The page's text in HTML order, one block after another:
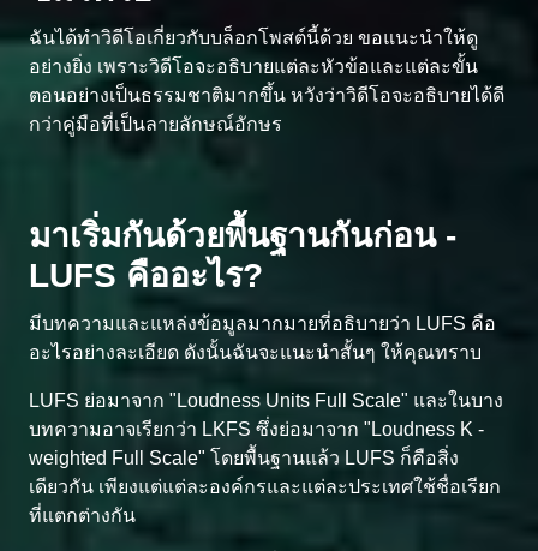
ฉันได้ทำวิดีโอเกี่ยวกับบล็อกโพสต์นี้ด้วย ขอแนะนำให้ดู
อย่างยิ่ง เพราะวิดีโอจะอธิบายแต่ละหัวข้อและแต่ละขั้น
ตอนอย่างเป็นธรรมชาติมากขึ้น หวังว่าวิดีโอจะอธิบายได้ดี
กว่าคู่มือที่เป็นลายลักษณ์อักษร
มาเริ่มกันด้วยพื้นฐานกันก่อน -
LUFS คืออะไร?
มีบทความและแหล่งข้อมูลมากมายที่อธิบายว่า LUFS คือ
อะไรอย่างละเอียด ดังนั้นฉันจะแนะนำสั้นๆ ให้คุณทราบ
LUFS ย่อมาจาก "Loudness Units Full Scale" และในบาง
บทความอาจเรียกว่า LKFS ซึ่งย่อมาจาก "Loudness K -
weighted Full Scale" โดยพื้นฐานแล้ว LUFS ก็คือสิ่ง
เดียวกัน เพียงแต่แต่ละองค์กรและแต่ละประเทศใช้ชื่อเรียก
ที่แตกต่างกัน